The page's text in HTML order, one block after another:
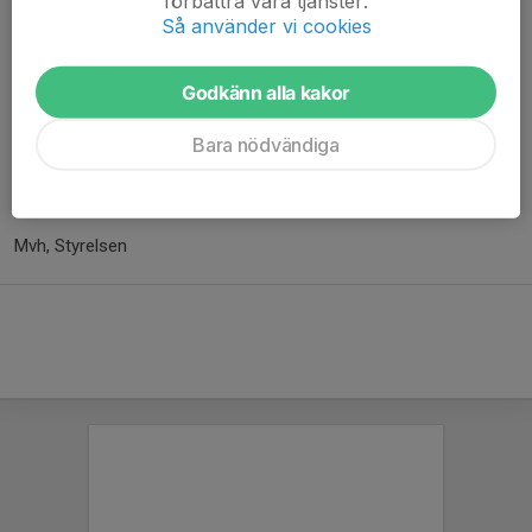
detta via lagkassan. Förreningen står inte för borttappat
Reklamation av material görs till georgios.k@apollonsolna.se
Viktigt att markera allt material med ettA eller ASFK
Mvh, Styrelsen
Så använder vi cookies
Godkänn alla kakor
Bara nödvändiga